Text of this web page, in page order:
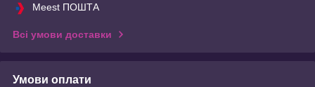
Meest ПОШТА
Всі умови доставки
Умови оплати